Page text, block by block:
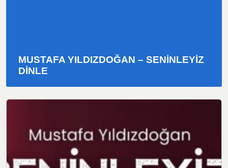
MUSTAFA YILDIZDOĞAN – SENİNLEYİZ
DINLE